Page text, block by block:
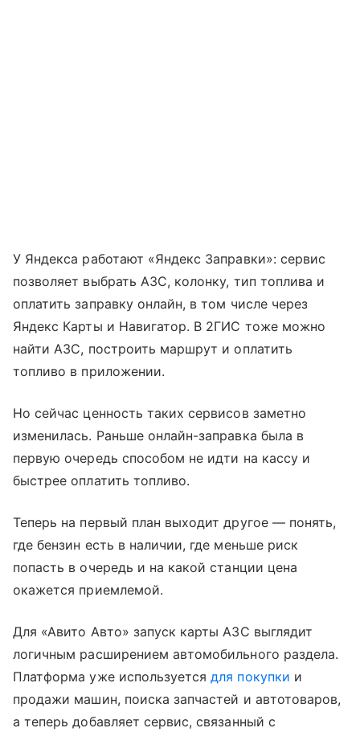
У Яндекса работают «Яндекс Заправки»: сервис
позволяет выбрать АЗС, колонку, тип топлива и
оплатить заправку онлайн, в том числе через
Яндекс Карты и Навигатор. В 2ГИС тоже можно
найти АЗС, построить маршрут и оплатить
топливо в приложении.
Но сейчас ценность таких сервисов заметно
изменилась. Раньше онлайн-заправка была в
первую очередь способом не идти на кассу и
быстрее оплатить топливо.
Теперь на первый план выходит другое — понять,
где бензин есть в наличии, где меньше риск
попасть в очередь и на какой станции цена
окажется приемлемой.
Для «Авито Авто» запуск карты АЗС выглядит
логичным расширением автомобильного раздела.
Платформа уже используетсядля покупки и
продажи машин, поиска запчастей и автотоваров,
а теперь добавляет сервис, связанный с